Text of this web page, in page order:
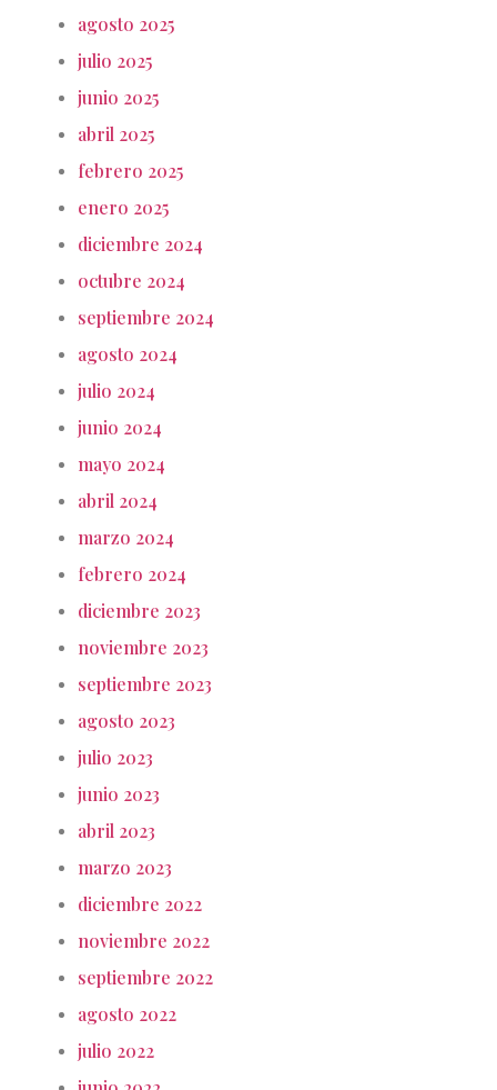
agosto 2025
julio 2025
junio 2025
abril 2025
febrero 2025
enero 2025
diciembre 2024
octubre 2024
septiembre 2024
agosto 2024
julio 2024
junio 2024
mayo 2024
abril 2024
marzo 2024
febrero 2024
diciembre 2023
noviembre 2023
septiembre 2023
agosto 2023
julio 2023
junio 2023
abril 2023
marzo 2023
diciembre 2022
noviembre 2022
septiembre 2022
agosto 2022
julio 2022